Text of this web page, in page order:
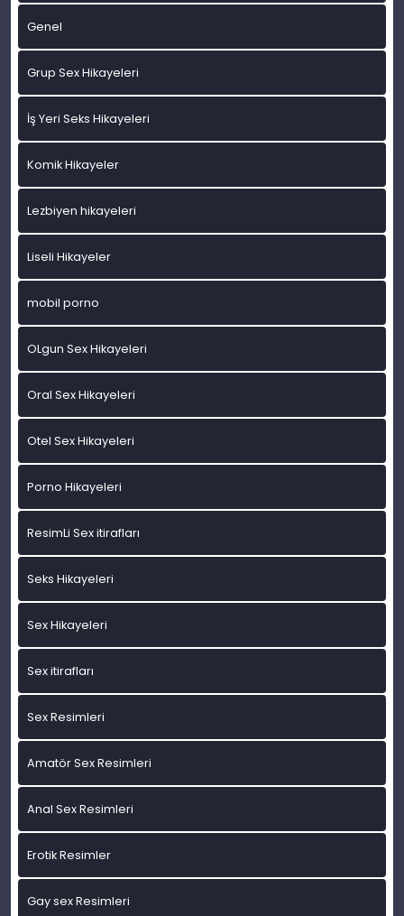
Genel
Grup Sex Hikayeleri
İş Yeri Seks Hikayeleri
Komik Hikayeler
Lezbiyen hikayeleri
Liseli Hikayeler
mobil porno
OLgun Sex Hikayeleri
Oral Sex Hikayeleri
Otel Sex Hikayeleri
Porno Hikayeleri
ResimLi Sex itirafları
Seks Hikayeleri
Sex Hikayeleri
Sex itirafları
Sex Resimleri
Amatör Sex Resimleri
Anal Sex Resimleri
Erotik Resimler
Gay sex Resimleri